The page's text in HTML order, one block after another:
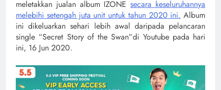
meletakkan jualan album IZONEsecara keseluruhannya
melebihi setengah juta unit untuk tahun 2020 ini. Album
ini dikeluarkan sehari lebih awal daripada pelancaran
single “Secret Story of the Swan”di Youtube pada hari
ini, 16 Jun 2020.